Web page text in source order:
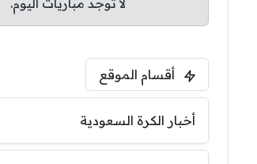
لا توجد مباريات اليوم.
أقسام الموقع
أخبار الكرة السعودية